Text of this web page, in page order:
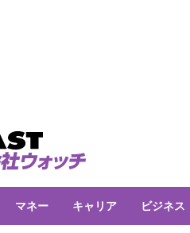
マネー キャリア ビジネス